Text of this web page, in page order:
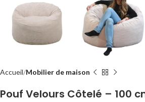
Accueil Mobilier de maison
Pouf Velours Côtelé – 100